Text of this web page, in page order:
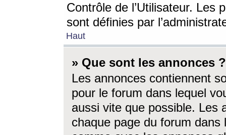
Contrôle de l’Utilisateur. Les
sont définies par
Haut
» Que sont les annonces ?
Les annonces contiennent
pour le forum dans lequel
aussi vite que possible. Les
chaque page du forum dans